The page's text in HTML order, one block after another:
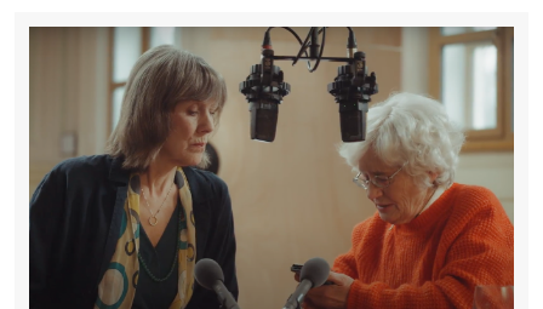
+370 667 80 541
info@elvislab.lt